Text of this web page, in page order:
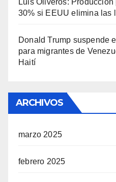
30% si EEUU elimina las
Donald Trump suspende
para migrantes de
Haití
ARCHIVOS
marzo 2025
febrero 2025